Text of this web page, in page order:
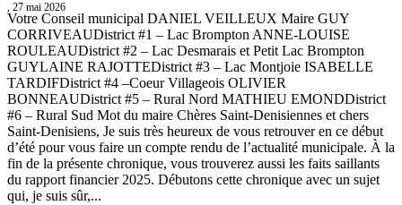
, 27 mai 2026
Votre Conseil municipal DANIEL VEILLEUX Maire GUY
CORRIVEAUDistrict #1 – Lac Brompton ANNE-LOUISE
ROULEAUDistrict #2 – Lac Desmarais et Petit Lac Brompton
GUYLAINE RAJOTTEDistrict #3 – Lac Montjoie ISABELLE
TARDIFDistrict #4 –Coeur Villageois OLIVIER
BONNEAUDistrict #5 – Rural Nord MATHIEU EMONDDistrict
#6 – Rural Sud Mot du maire Chères Saint-Denisiennes et chers
Saint-Denisiens, Je suis très heureux de vous retrouver en ce début
d’été pour vous faire un compte rendu de l’actualité municipale. À la
fin de la présente chronique, vous trouverez aussi les faits saillants
du rapport financier 2025. Débutons cette chronique avec un sujet
qui, je suis sûr,...